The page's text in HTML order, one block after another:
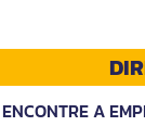
ENCONTRE A